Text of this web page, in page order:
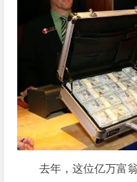
去年，这位亿万富